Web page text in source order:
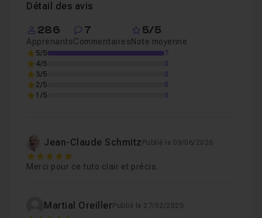
Détail des avis
286
Apprenants
7
Commentaires
5/5
Note moyenne
5/5
7
4/5
0
3/5
0
2/5
0
1/5
0
Jean-Claude Schmitz Publié le 09/06/2026
5
Merci pour ce tuto clair et précis.
Martial Oreiller Publié le 27/02/2025